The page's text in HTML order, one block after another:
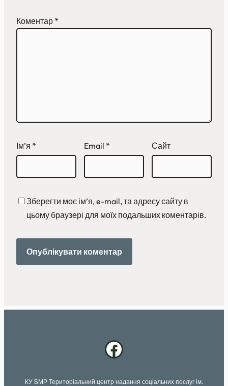
Коментар *
Ім’я * Email * Сайт
Зберегти моє ім’я, e-mail, та адресу сайту в
цьому браузері для моїх подальших коментарів.
Facebook
КУ БМР Територіальний центр надання соціальних послуг ім.